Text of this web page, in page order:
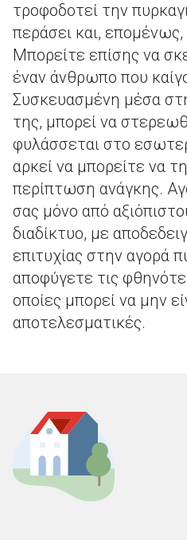
τροφοδοτεί την
περάσει και,
Μπορείτε επίσης να
έναν άνθρωπο που
Συσκευασμένη μέσα
της, μπορεί να
φυλάσσεται στο
αρκεί να μπορείτε να
περίπτωση ανάγκης.
σας μόνο από
διαδίκτυο, με
επιτυχίας στην αγορά
αποφύγετε τις
οποίες μπορεί να μην
αποτελεσματικές.